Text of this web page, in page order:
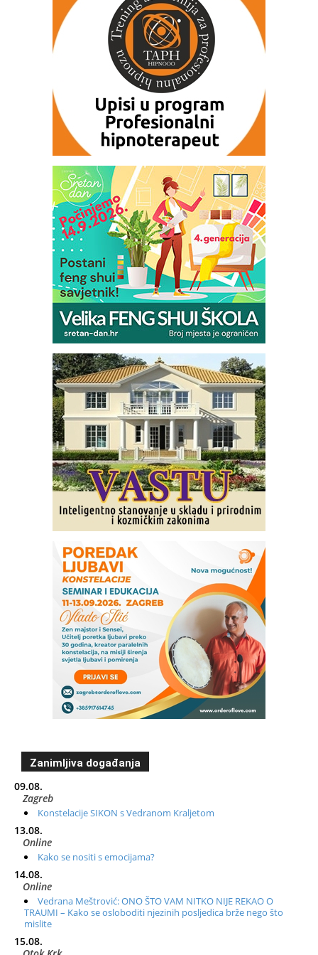
Zanimljiva događanja
09.08.
Zagreb
Konstelacije SIKON s Vedranom Kraljetom
13.08.
Online
Kako se nositi s emocijama?
14.08.
Online
Vedrana Meštrović: ONO ŠTO VAM NITKO NIJE REKAO O
TRAUMI – Kako se osloboditi njezinih posljedica brže nego što
mislite
15.08.